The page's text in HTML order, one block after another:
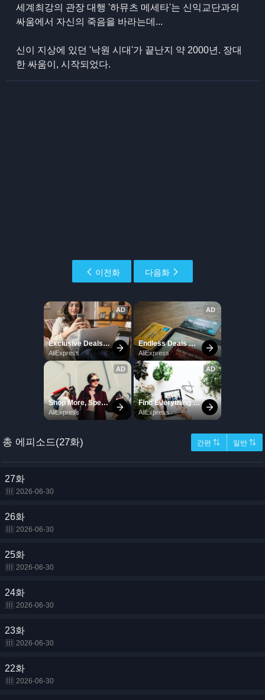
세계최강의 관장 대행 '하뮤츠 메세타'는 신익교단과의
싸움에서 자신의 죽음을 바라는데...
신이 지상에 있던 '낙원 시대'가 끝난지 약 2000년. 장대
한 싸움이, 시작되었다.
이전화 다음화
총 에피소드(27화) 간편 ⇅ 일반 ⇅
27화
2026-06-30
26화
2026-06-30
25화
2026-06-30
24화
2026-06-30
23화
2026-06-30
22화
2026-06-30